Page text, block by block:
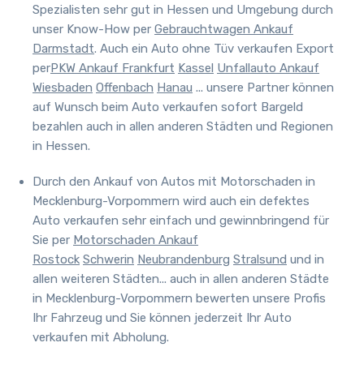
Spezialisten sehr gut in Hessen und Umgebung durch
unser Know-How per Gebrauchtwagen Ankauf
Darmstadt. Auch ein Auto ohne Tüv verkaufen Export
perPKW Ankauf Frankfurt Kassel Unfallauto Ankauf
Wiesbaden Offenbach Hanau ... unsere Partner können
auf Wunsch beim Auto verkaufen sofort Bargeld
bezahlen auch in allen anderen Städten und Regionen
in Hessen.
Durch den Ankauf von Autos mit Motorschaden in
Mecklenburg-Vorpommern wird auch ein defektes
Auto verkaufen sehr einfach und gewinnbringend für
Sie per Motorschaden Ankauf
Rostock Schwerin Neubrandenburg Stralsund und in
allen weiteren Städten... auch in allen anderen Städte
in Mecklenburg-Vorpommern bewerten unsere Profis
Ihr Fahrzeug und Sie können jederzeit Ihr Auto
verkaufen mit Abholung.